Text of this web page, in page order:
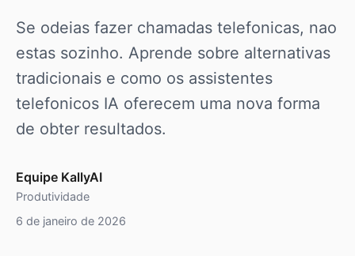
Se odeias fazer chamadas telefonicas, nao
estas sozinho. Aprende sobre alternativas
tradicionais e como os assistentes
telefonicos IA oferecem uma nova forma
de obter resultados.
Equipe KallyAI
Produtividade
6 de janeiro de 2026